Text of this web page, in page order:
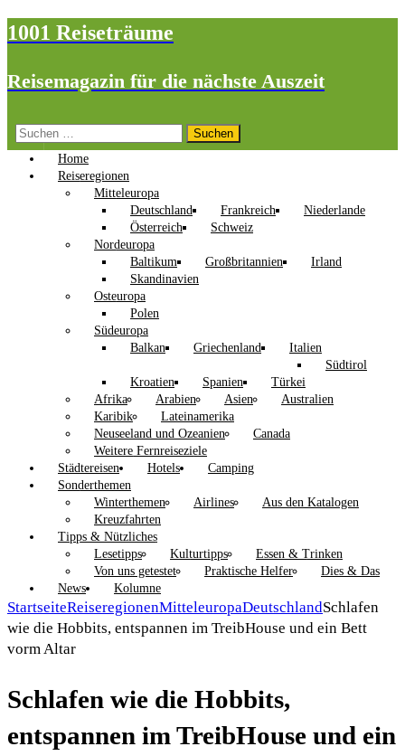
1001 Reiseträume
Reisemagazin für die nächste Auszeit
Suchen
nach:
Home
Reiseregionen
Mitteleuropa
Deutschland
Frankreich
Niederlande
Österreich
Schweiz
Nordeuropa
Baltikum
Großbritannien
Irland
Skandinavien
Osteuropa
Polen
Südeuropa
Balkan
Griechenland
Italien
Südtirol
Kroatien
Spanien
Türkei
Afrika
Arabien Asien
Australien
Karibik
Lateinamerika
Neuseeland und Ozeanien
Canada
Weitere Fernreiseziele
Städtereisen
Hotels
Camping
Sonderthemen
Winterthemen
Airlines
Aus den Katalogen
Kreuzfahrten
Tipps & Nützliches
Lesetipps
Kulturtipps
Essen & Trinken
Von uns getestet
Praktische Helfer
Dies & Das
News
Kolumne
StartseiteReiseregionenMitteleuropaDeutschlandSchlafen
wie die Hobbits, entspannen im TreibHouse und ein Bett
vorm Altar
Schlafen wie die Hobbits,
entspannen im TreibHouse und ein